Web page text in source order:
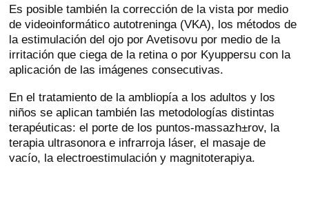
Es posible también la corrección de la vista por medio
de videoinformático autotreninga (VKA), los métodos de
la estimulación del ojo por Avetisovu por medio de la
irritación que ciega de la retina o por Kyuppersu con la
aplicación de las imágenes consecutivas.
En el tratamiento de la ambliopía a los adultos y los
niños se aplican también las metodologías distintas
terapéuticas: el porte de los puntos-massazh±rov, la
terapia ultrasonora e infrarroja láser, el masaje de
vacío, la electroestimulación y magnitoterapiya.